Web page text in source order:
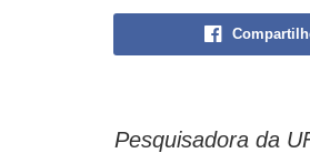
Pesquisadora da